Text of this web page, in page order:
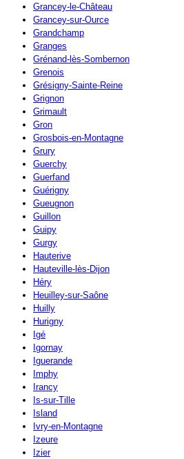
Grancey-le-Château
Grancey-sur-Ource
Grandchamp
Granges
Grénand-lès-Sombernon
Grenois
Grésigny-Sainte-Reine
Grignon
Grimault
Gron
Grosbois-en-Montagne
Grury
Guerchy
Guerfand
Guérigny
Gueugnon
Guillon
Guipy
Gurgy
Hauterive
Hauteville-lès-Dijon
Héry
Heuilley-sur-Saône
Huilly
Hurigny
Igé
Igornay
Iguerande
Imphy
Irancy
Is-sur-Tille
Island
Ivry-en-Montagne
Izeure
Izier